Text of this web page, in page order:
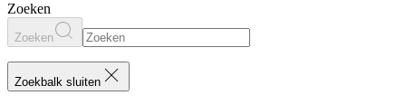
Zoeken
Zoeken
Zoekbalk sluiten